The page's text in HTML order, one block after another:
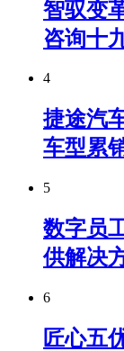
智驭变
咨询十
4
捷途汽
车型累
5
数字员
供解决
6
匠心五